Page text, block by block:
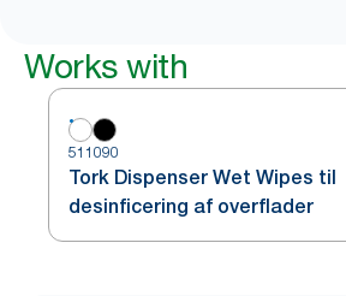
Works with
511090
Tork Dispenser Wet Wipes til
desinficering af overflader